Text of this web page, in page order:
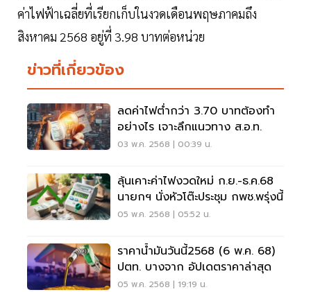
ค่าไฟฟ้าเฉลี่ยที่เรียกเก็บในงวดเดือนพฤษภาคมถึง
สิงหาคม 2568 อยู่ที่ 3.98 บาทต่อหน่วย
ข่าวที่เกี่ยวข้อง
ลดค่าไฟต่ำกว่า 3.70 บาทต้องทำ
อย่างไร เจาะลึกแนวทาง ส.อ.ท.
03 พ.ค. 2568 | 00:39 น.
ลุ้นเคาะค่าไฟงวดใหม่ ก.ย.-ธ.ค.68
นายกฯ นั่งหัวโต๊ะประชุม กพช.พรุ่งนี้
05 พ.ค. 2568 | 05:52 น.
ราคาน้ำมันวันนี้2568 (6 พ.ค. 68)
ปตท. บางจาก อัปเดตราคาล่าสุด
05 พ.ค. 2568 | 19:19 น.